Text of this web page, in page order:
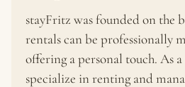
stayFritz was founded on the
rentals can be professionally
offering a personal touch. As
specialize in renting and